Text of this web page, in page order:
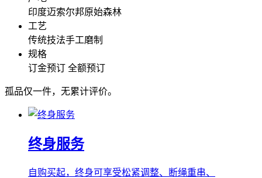
印度迈索尔邦原始森林
工艺
传统技法手工磨制
规格
订金预订 全额预订
孤品仅一件，无累计评价。
终身服务
自购买起，终身可享受松紧调整、断绳重串、